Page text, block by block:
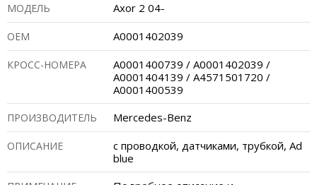
МОДЕЛЬ Axor 2 04-
ОЕМ A0001402039
КРОСС-НОМЕРА
A0001400739 / A0001402039 /
A0001404139 / A4571501720 /
A0001400539
ПРОИЗВОДИТЕЛЬ Mercedes-Benz
ОПИСАНИЕ
с проводкой, датчиками, трубкой, Ad
blue